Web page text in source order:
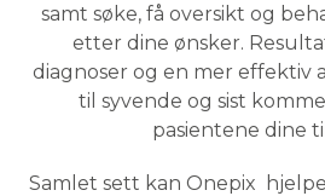
samt søke, få oversikt og
etter dine ønsker.
diagnoser og en mer effektiv
til syvende og sist
pasientene dine
Samlet sett kan Onepix